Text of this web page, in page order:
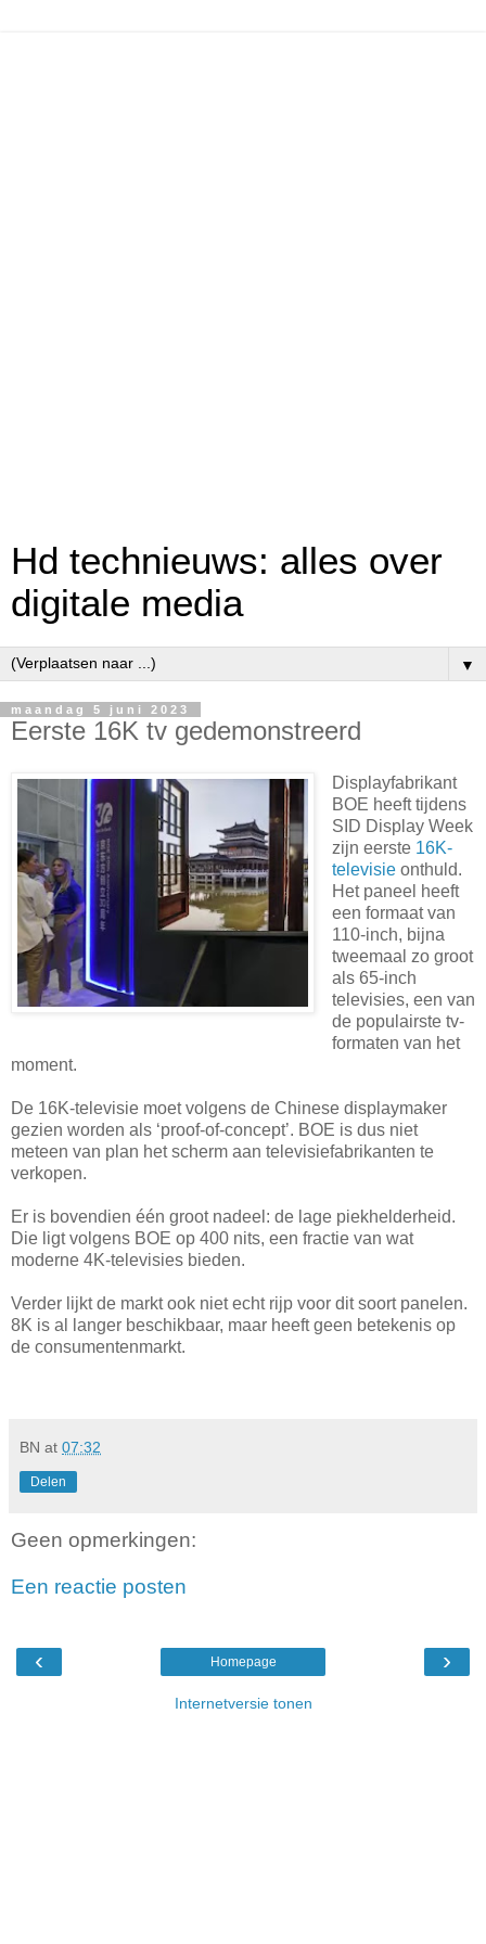
Hd technieuws: alles over
digitale media
▼
maandag 5 juni 2023
Eerste 16K tv gedemonstreerd
Displayfabrikant
BOE heeft tijdens
SID Display Week
zijn eerste 16K-
televisieonthuld.
Het paneel heeft
een formaat van
110-inch, bijna
tweemaal zo groot
als 65-inch
televisies, een van
de populairste tv-
formaten van het
moment.
De 16K-televisie moet volgens de Chinese displaymaker
gezien worden als ‘proof-of-concept’. BOE is dus niet
meteen van plan het scherm aan televisiefabrikanten te
verkopen.
Er is bovendien één groot nadeel: de lage piekhelderheid.
Die ligt volgens BOE op 400 nits, een fractie van wat
moderne 4K-televisies bieden.
Verder lijkt de markt ook niet echt rijp voor dit soort panelen.
8K is al langer beschikbaar, maar heeft geen betekenis op
de consumentenmarkt.
BN at 07:32
Delen
Geen opmerkingen:
Een reactie posten
‹ ›
Homepage
Internetversie tonen